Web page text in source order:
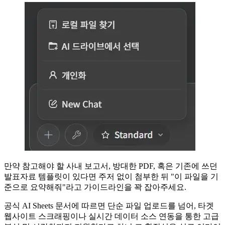
만약 참고해야 할 사내 보고서, 방대한 PDF, 혹은 기존에 쓰던
발표자료 템플릿이 있다면 주저 없이 첨부한 뒤 "이 파일을 기
준으로 요약해줘"라고 가이드라인을 꽉 잡아주세요.
공식 AI Sheets 문서에 따르면 단순 파일 업로드를 넘어, 타겟
웹사이트 스크래핑이나 실시간 데이터 소스 연동을 통한 고급